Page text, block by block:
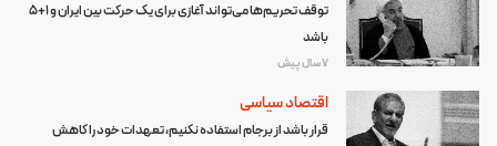
توقف تحریم‌ها می‌تواند آغازی برای یک حرکت بین ایران و 1+5
باشد
7 سال پیش
اقتصاد سیاسی
قرار باشد از برجام استفاده نکنیم، تعهدات خود را کاهش